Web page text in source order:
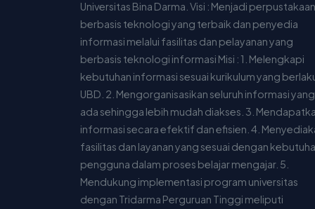
Universitas Bina Darma. Visi : Menjadi perpustakaan
berbasis teknologi yang terbaik dan penyedia
informasi melalui fasilitas dan pelayanan yang
berbasis teknologi informasi Misi : 1. Melengkapi
kebutuhan informasi sesuai kurikulum yang
UBD. 2. Mengorganisasikan seluruh informasi yang
ada sehingga lebih mudah diakses. 3.
informasi secara efektif dan efisien. 4.
fasilitas dan layanan yang sesuai dengan
pengguna dalam proses belajar mengajar. 5.
Mendukung implementasi program universitas
dengan Tridarma Perguruan Tinggi meliputi